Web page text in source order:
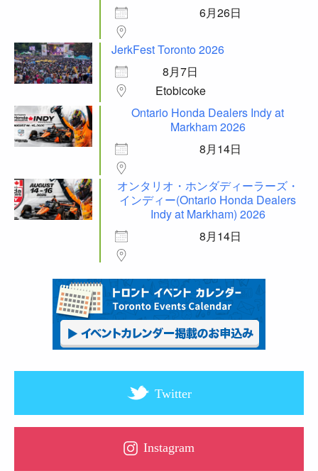
6月26日
JerkFest Toronto 2026
8月7日
Etobicoke
Ontario Honda Dealers Indy at
Markham 2026
8月14日
オンタリオ・ホンダディーラーズ・
インディー(Ontario Honda Dealers
Indy at Markham) 2026
8月14日
Twitter
Instagram